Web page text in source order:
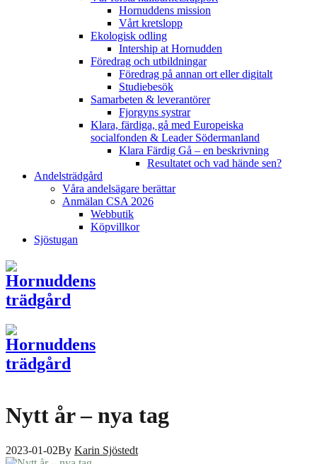
Hornuddens mission
Vårt kretslopp
Ekologisk odling
Intership at Hornudden
Föredrag och utbildningar
Föredrag på annan ort eller digitalt
Studiebesök
Samarbeten & leverantörer
Fjorgyns systrar
Klara, färdiga, gå med Europeiska
socialfonden & Leader Södermanland
Klara Färdig Gå – en beskrivning
Resultatet och vad hände sen?
Andelsträdgård
Våra andelsägare berättar
Anmälan CSA 2026
Webbutik
Köpvillkor
Sjöstugan
Nytt år – nya tag
2023-01-02By Karin Sjöstedt